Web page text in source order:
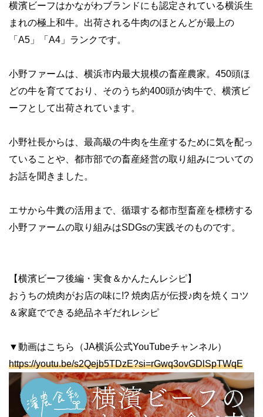
横濱ビーフはかながわブランドにも認定されている横浜生
まれの極上和牛。出荷される牛肉のほとんどが最上の
「A5」「A4」ランクです。
小野ファームは、横浜市内最大規模の畜産農家。450頭ほ
どの牛を育てており、そのうち約400頭が肉牛で、横濱ビ
ーフとして出荷されています。
小野社長からは、最高級の牛肉を生産するために気を配っ
ていることや、都市部での畜産経営の取り組みについての
お話を聞きました。
エサから牛糞の活用まで、循環する都市型畜産を標榜する
小野ファームの取り組みはSDGsの実践そのものです。
【横濱ビーフ後編・実食＆かんたんレシピ】
おうちの焼肉がお店の味に!? 焼肉店が伝授♪肉を焼くコツ
＆家庭でできる絶品ネギだれレシピ
▼動画はこちら（JA横浜公式YouTubeチャンネル）
https://youtu.be/s2Qejb5TDzE?si=rGwq3ovGDlSpTWqE